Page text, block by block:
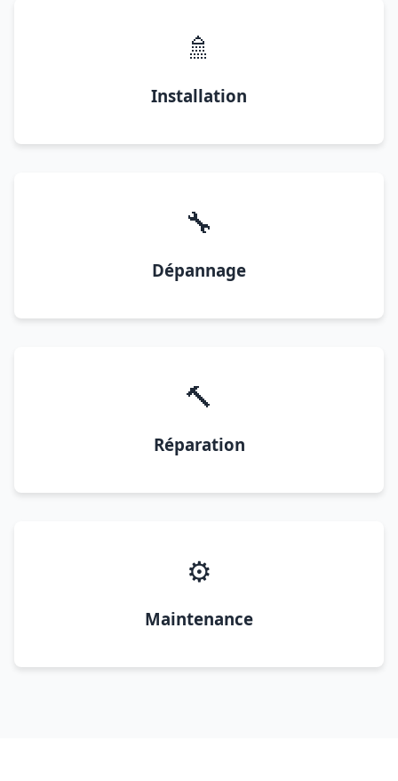
🚿
Installation
🔧
Dépannage
🔨
Réparation
⚙️
Maintenance